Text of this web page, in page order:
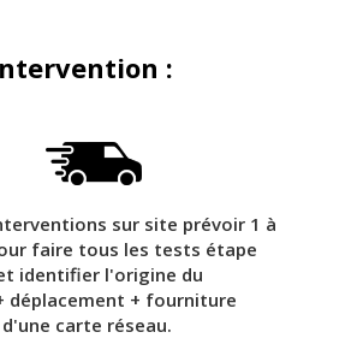
:
sur site prévoir 1 à
faire tous les tests étape
identifier l'origine du
déplacement + fourniture
carte réseau.